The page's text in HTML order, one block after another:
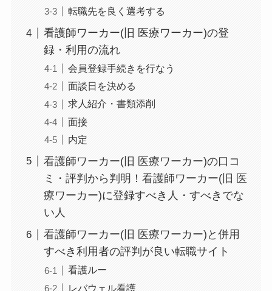
転職先を良く選考する
看護師ワーカー(旧 医療ワーカー)の登
録・利用の流れ
会員登録手続きを行なう
面談日を決める
求人紹介・書類添削
面接
内定
看護師ワーカー(旧 医療ワーカー)の口コ
ミ・評判から判明！看護師ワーカー(旧 医
療ワーカー)に登録すべき人・すべきでな
い人
看護師ワーカー(旧 医療ワーカー)と併用
すべき利用者の評判が良い転職サイト
看護ルー
レバウェル看護